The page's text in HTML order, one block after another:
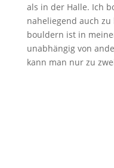
als in der Halle. Ich
naheliegend auch
bouldern ist in
unabhängig von
kann man nur zu